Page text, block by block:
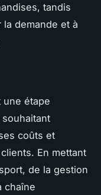
tandis
la demande et à
une étape
coûts et
En mettant
de la gestion
chaîne